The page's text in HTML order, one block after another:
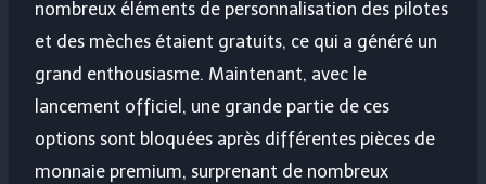
nombreux éléments de personnalisation des pilotes
et des mèches étaient gratuits, ce qui a généré un
grand enthousiasme. Maintenant, avec le
lancement officiel, une grande partie de ces
options sont bloquées après différentes pièces de
monnaie premium, surprenant de nombreux